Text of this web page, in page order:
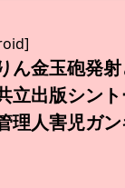
ん金玉砲発
立出版シン
理人害児ガ